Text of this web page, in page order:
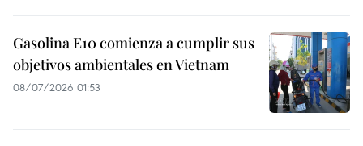
Gasolina E10 comienza a cumplir sus
objetivos ambientales en Vietnam
08/07/2026 01:53